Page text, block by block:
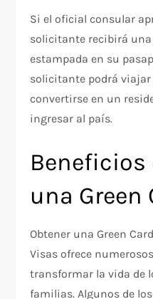
Si el oficial consular
solicitante recibirá
estampada en su
solicitante podrá viajar
convertirse en un
ingresar al país.
Beneficios
una Green
Obtener una Green
Visas ofrece
transformar la vida de
familias. Algunos de